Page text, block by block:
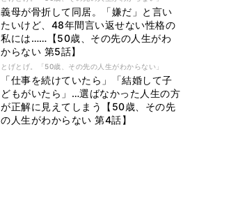
義母が骨折して同居。「嫌だ」と言い
たいけど、48年間言い返せない性格の
私には……【50歳、その先の人生がわ
からない 第5話】
とげとげ。「50歳、その先の人生がわからない」
「仕事を続けていたら」「結婚して子
どもがいたら」…選ばなかった人生の方
が正解に見えてしまう【50歳、その先
の人生がわからない 第4話】